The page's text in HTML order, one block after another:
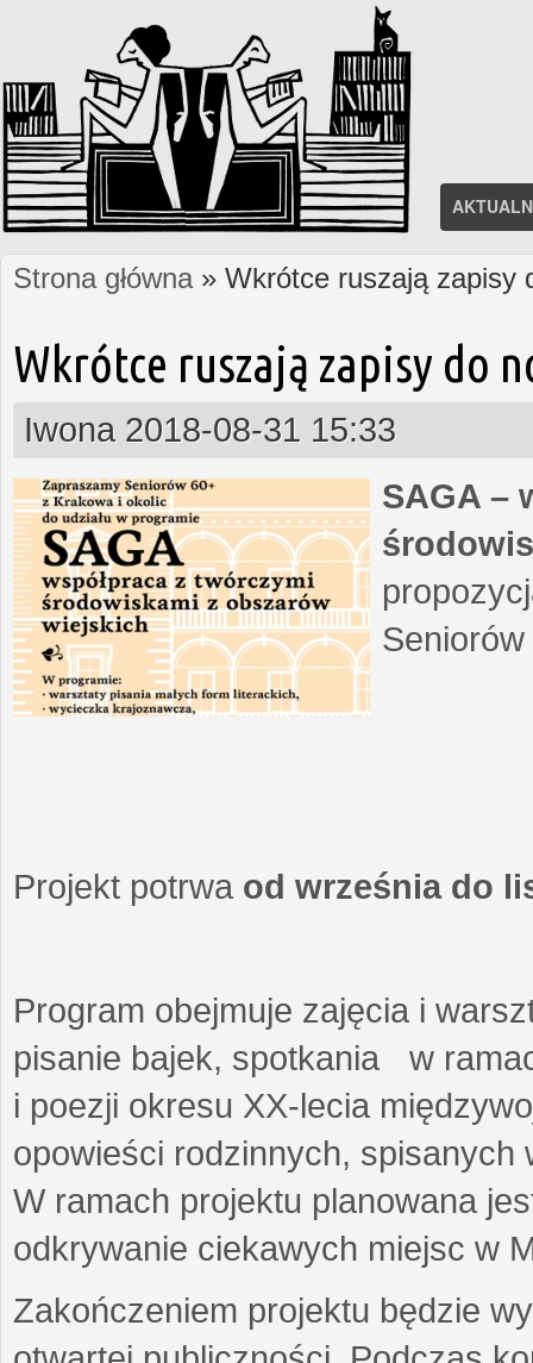
Jesteś tutaj
Strona główna» Wkrótce ruszają zapisy
Wkrótce ruszają zapisy do
Iwona 2018-08-31 15:33
SAGA –
Projekt potrwa od września do
Program obejmuje zajęcia i
pisanie bajek, spotkania w
i poezji okresu XX-lecia
opowieści rodzinnych,
W ramach projektu planowana
odkrywanie ciekawych miejsc w
Zakończeniem projektu będzie